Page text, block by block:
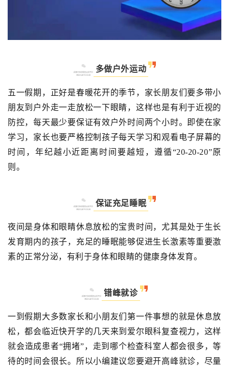
多做户外运动
五一假期，正好是春暖花开的季节，家长朋友们要多带小
朋友到户外走一走放松一下眼睛，这样也是有利于近视的
防控，每天最少要保证有效户外时间两个小时。即使在家
学习，家长也要严格控制孩子每天学习和观看电子屏幕的
时间，年纪越小近距离时间要越短，遵循“20-20-20”原
则。
保证充足睡眠
夜间是身体和眼睛休息放松的宝贵时间，尤其是处于生长
发育期内的孩子，充足的睡眠能够促进生长激素等重要激
素的正常分泌，有利于身体和眼睛的健康身体发育。
错峰就诊
一到假期大多数家长和小朋友们第一件事想的就是休息放
松，都会临近快开学的几天来到爱尔眼科复查视力，这样
就会造成患者“拥堵”，走到哪个检查科室人都会很多，等
待的时间会很长。所以小编建议您要避开高峰就诊，尽量